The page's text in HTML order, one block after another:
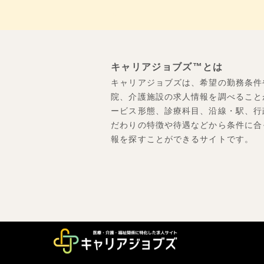
キャリアジョブズ™とは
キャリアジョブズは、希望の勤務条
院、介護施設の求人情報を調べるこ
ービス形態、診療科目、沿線・駅、
だわりの特徴や待遇などから条件に
報を探すことができるサイトです。